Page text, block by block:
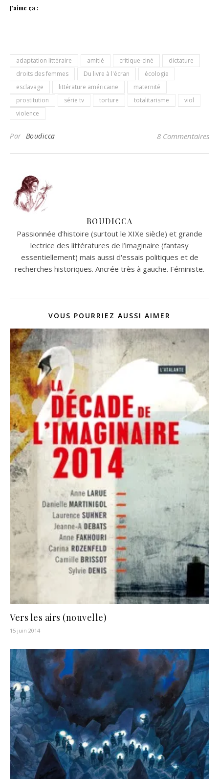
J’aime ça :
adaptation littéraire amitié critique-ciné
dictature
droits des femmes
Du livre à l'écran
écologie
esclavage
littérature américaine
maternité
prostitution
série tv torture totalitarisme
viol
violence
Par Boudicca 8 Commentaires
BOUDICCA
Passionnée d'histoire (surtout le XIXe siècle) et grande
lectrice des littératures de l’imaginaire (fantasy
essentiellement) mais aussi d'essais politiques et de
recherches historiques. Ancrée très à gauche. Féministe.
VOUS POURRIEZ AUSSI AIMER
Vers les airs (nouvelle)
15 juin 2014